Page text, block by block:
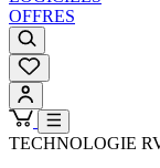
OFFRES
TECHNOLOGIE